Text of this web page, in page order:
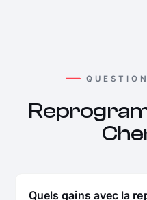
Quels gains avec la